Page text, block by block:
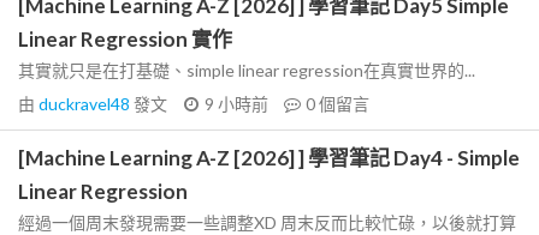
[Machine Learning A-Z [2026] ] 學習筆記 Day5 Simple
Linear Regression 實作
其實就只是在打基礎、simple linear regression在真實世界的...
由 duckravel48 發文 9 小時前 0個留言
[Machine Learning A-Z [2026] ] 學習筆記 Day4 - Simple
Linear Regression
經過一個周末發現需要一些調整XD 周末反而比較忙碌，以後就打算